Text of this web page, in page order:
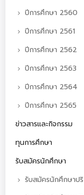
ปีการศึกษา 2560
ปีการศึกษา 2561
ปีการศึกษา 2562
ปีการศึกษา 2563
ปีการศึกษา 2564
ปีการศึกษา 2565
ข่าวสารและกิจกรรม
ทุนการศึกษา
รับสมัครนักศึกษา
รับสมัครนักศึกษาป